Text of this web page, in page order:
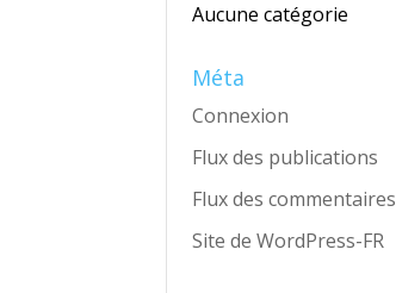
Aucune catégorie
Méta
Connexion
Flux des publications
Flux des commentaires
Site de WordPress-FR